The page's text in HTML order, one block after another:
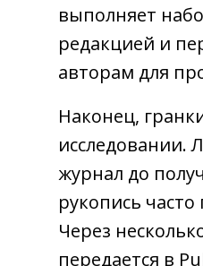
выполняет
редакцией и
авторам для
Наконец,
исследовании.
журнал до
рукопись
Через
передается в